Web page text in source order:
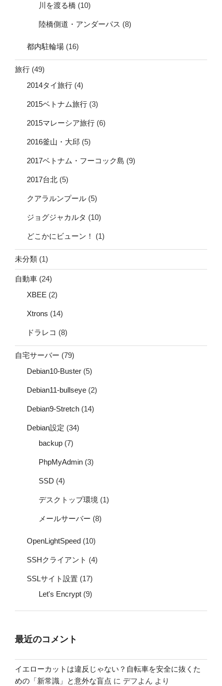
川を渡る橋 (10)
陸橋側道・アンダーパス (8)
都内駐輪場 (16)
旅行 (49)
2014タイ旅行 (4)
2015ベトナム旅行 (3)
2015マレーシア旅行 (6)
2016釜山・大邱 (5)
2017ベトナム・フーコック島 (9)
2017台北 (5)
クアラルンプール (5)
ジョグジャカルタ (10)
どこかにビューン！ (1)
未分類 (1)
自動車 (24)
XBEE (2)
Xtrons (14)
ドラレコ (8)
自宅サーバー (79)
Debian10-Buster (5)
Debian11-bullseye (2)
Debian9-Stretch (14)
Debian設定 (34)
backup (7)
PhpMyAdmin (3)
SSD (4)
デスクトップ環境 (1)
メールサーバー (8)
OpenLightSpeed (10)
SSHクライアント (4)
SSLサイト設置 (17)
Let's Encrypt (9)
最近のコメント
イエローカットは違反じゃない？自転車を安全に抜くた
めの「新常識」と意外な盲点 に デフよん より